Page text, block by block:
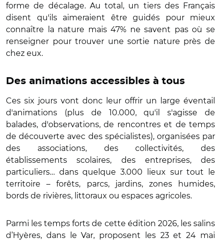
forme de décalage. Au total, un tiers des Français
disent qu'ils aimeraient être guidés pour mieux
connaître la nature mais 47% ne savent pas où se
renseigner pour trouver une sortie nature près de
chez eux.
Des animations accessibles à tous
Ces six jours vont donc leur offrir un large éventail
d'animations (plus de 10.000, qu'il s'agisse de
balades, d'observations, de rencontres et de temps
de découverte avec des spécialistes), organisées par
des associations, des collectivités, des
établissements scolaires, des entreprises, des
particuliers… dans quelque 3.000 lieux sur tout le
territoire – forêts, parcs, jardins, zones humides,
bords de rivières, littoraux ou espaces agricoles.
Parmi les temps forts de cette édition 2026, les salins
d’Hyères, dans le Var, proposent les 23 et 24 mai